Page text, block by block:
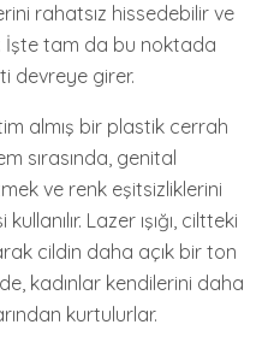
rahatsız hissedebilir ve
İşte tam da bu noktada
devreye girer.
almış bir plastik cerrah
sırasında, genital
ve renk eşitsizliklerini
Lazer ışığı, ciltteki
cildin daha açık bir ton
kadınlar kendilerini daha
kurtulurlar.